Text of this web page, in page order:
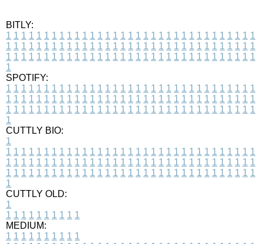
BITLY:
1 1 1 1 1 1 1 1 1 1 1 1 1 1 1 1 1 1 1 1 1 1 1 1 1 1 1 1 1 1 1 1 1
1 1 1 1 1 1 1 1 1 1 1 1 1 1 1 1 1 1 1 1 1 1 1 1 1 1 1 1 1 1 1 1 1
1 1 1 1 1 1 1 1 1 1 1 1 1 1 1 1 1 1 1 1 1 1 1 1 1 1 1 1 1 1 1 1 1
1
SPOTIFY:
1 1 1 1 1 1 1 1 1 1 1 1 1 1 1 1 1 1 1 1 1 1 1 1 1 1 1 1 1 1 1 1 1
1 1 1 1 1 1 1 1 1 1 1 1 1 1 1 1 1 1 1 1 1 1 1 1 1 1 1 1 1 1 1 1 1
1 1 1 1 1 1 1 1 1 1 1 1 1 1 1 1 1 1 1 1 1 1 1 1 1 1 1 1 1 1 1 1 1
1
CUTTLY BIO:
1
1 1 1 1 1 1 1 1 1 1 1 1 1 1 1 1 1 1 1 1 1 1 1 1 1 1 1 1 1 1 1 1 1
1 1 1 1 1 1 1 1 1 1 1 1 1 1 1 1 1 1 1 1 1 1 1 1 1 1 1 1 1 1 1 1 1
1 1 1 1 1 1 1 1 1 1 1 1 1 1 1 1 1 1 1 1 1 1 1 1 1 1 1 1 1 1 1 1 1
1
CUTTLY OLD:
1
1 1 1 1 1 1 1 1 1 1
MEDIUM:
1 1 1 1 1 1 1 1 1 1